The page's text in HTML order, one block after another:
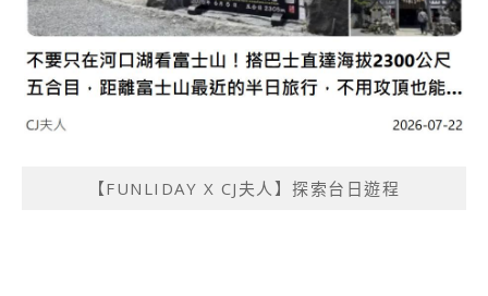
【FUNLIDAY X CJ夫人】探索台日遊程